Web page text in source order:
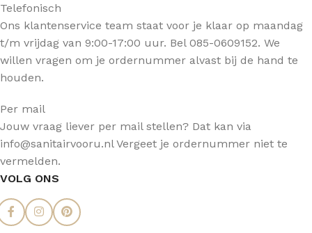
Telefonisch
Ons klantenservice team staat voor je klaar op maandag
t/m vrijdag van 9:00-17:00 uur. Bel 085-0609152. We
willen vragen om je ordernummer alvast bij de hand te
houden.
Per mail
Jouw vraag liever per mail stellen? Dat kan via
info@sanitairvooru.nl Vergeet je ordernummer niet te
vermelden.
VOLG ONS